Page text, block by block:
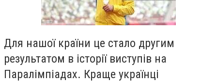
Для нашої країни це стало другим
результатом в історії виступів на
Паралімпіадах. Краще українці